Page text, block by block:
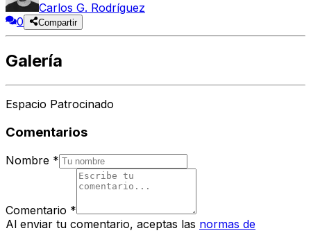
Carlos G. Rodríguez
0
Compartir
Galería
Espacio Patrocinado
Comentarios
Nombre *
Comentario *
Al enviar tu comentario, aceptas las normas de